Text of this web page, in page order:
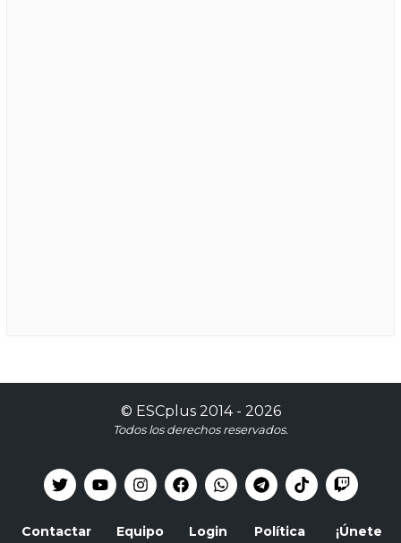
© ESCplus2014 - 2026
Todos los derechos reservados.
Contactar Equipo Login Política ¡Únete